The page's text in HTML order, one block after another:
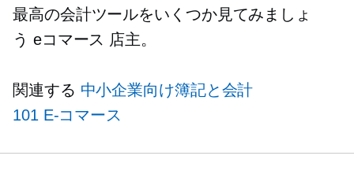
最高の会計ツールをいくつか見てみましょ
う eコマース 店主。
関連する 中小企業向け簿記と会計
101 E-コマース